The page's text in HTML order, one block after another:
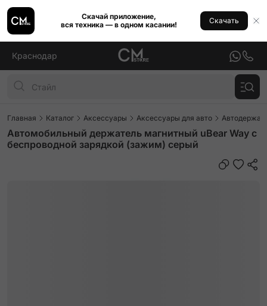
Скачай приложение,
вся техника — в одном касании!
Скачать
Краснодар
Главная Каталог Аксессуары Аксессуары для авто
Автомобильный держатель магнитный uBear Way с
беспроводной зарядкой (зажим) серый